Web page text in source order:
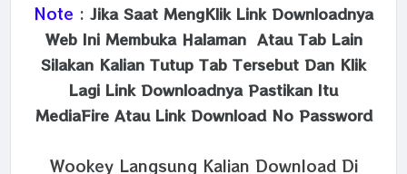
Note : Jika Saat MengKlik Link Downloadnya
Web Ini Membuka Halaman Atau Tab Lain
Silakan Kalian Tutup Tab Tersebut Dan Klik
Lagi Link Downloadnya Pastikan Itu
MediaFire Atau Link Download No Password
Wookey Langsung Kalian Download Di